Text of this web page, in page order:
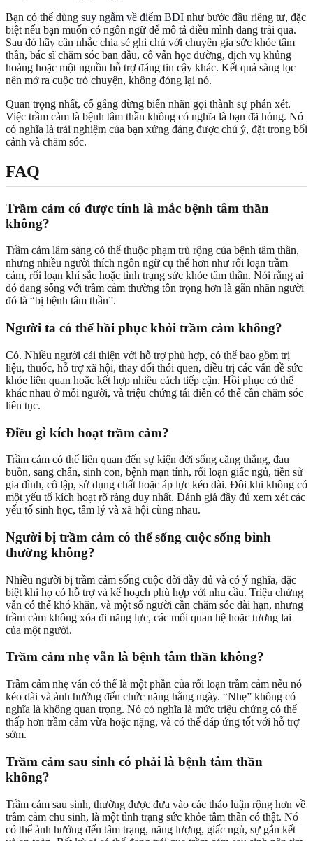
Bạn có thể dùng suy ngẫm về điểm BDI như bước đầu riêng tư, đặc
biệt nếu bạn muốn có ngôn ngữ để mô tả điều mình đang trải qua.
Sau đó hãy cân nhắc chia sẻ ghi chú với chuyên gia sức khỏe tâm
thần, bác sĩ chăm sóc ban đầu, cố vấn học đường, dịch vụ khủng
hoảng hoặc một nguồn hỗ trợ đáng tin cậy khác. Kết quả sàng lọc
nên mở ra cuộc trò chuyện, không đóng lại nó.
Quan trọng nhất, cố gắng đừng biến nhãn gọi thành sự phán xét.
Việc trầm cảm là bệnh tâm thần không có nghĩa là bạn đã hỏng. Nó
có nghĩa là trải nghiệm của bạn xứng đáng được chú ý, đặt trong bối
cảnh và chăm sóc.
FAQ
Trầm cảm có được tính là mắc bệnh tâm thần
không?
Trầm cảm lâm sàng có thể thuộc phạm trù rộng của bệnh tâm thần,
nhưng nhiều người thích ngôn ngữ cụ thể hơn như rối loạn trầm
cảm, rối loạn khí sắc hoặc tình trạng sức khỏe tâm thần. Nói rằng ai
đó đang sống với trầm cảm thường tôn trọng hơn là gắn nhãn người
đó là “bị bệnh tâm thần”.
Người ta có thể hồi phục khỏi trầm cảm không?
Có. Nhiều người cải thiện với hỗ trợ phù hợp, có thể bao gồm trị
liệu, thuốc, hỗ trợ xã hội, thay đổi thói quen, điều trị các vấn đề sức
khỏe liên quan hoặc kết hợp nhiều cách tiếp cận. Hồi phục có thể
khác nhau ở mỗi người, và triệu chứng tái diễn có thể cần chăm sóc
liên tục.
Điều gì kích hoạt trầm cảm?
Trầm cảm có thể liên quan đến sự kiện đời sống căng thẳng, đau
buồn, sang chấn, sinh con, bệnh mạn tính, rối loạn giấc ngủ, tiền sử
gia đình, cô lập, sử dụng chất hoặc áp lực kéo dài. Đôi khi không có
một yếu tố kích hoạt rõ ràng duy nhất. Đánh giá đầy đủ xem xét các
yếu tố sinh học, tâm lý và xã hội cùng nhau.
Người bị trầm cảm có thể sống cuộc sống bình
thường không?
Nhiều người bị trầm cảm sống cuộc đời đầy đủ và có ý nghĩa, đặc
biệt khi họ có hỗ trợ và kế hoạch phù hợp với nhu cầu. Triệu chứng
vẫn có thể khó khăn, và một số người cần chăm sóc dài hạn, nhưng
trầm cảm không xóa đi năng lực, các mối quan hệ hoặc tương lai
của một người.
Trầm cảm nhẹ vẫn là bệnh tâm thần không?
Trầm cảm nhẹ vẫn có thể là một phần của rối loạn trầm cảm nếu nó
kéo dài và ảnh hưởng đến chức năng hằng ngày. “Nhẹ” không có
nghĩa là không quan trọng. Nó có nghĩa là mức triệu chứng có thể
thấp hơn trầm cảm vừa hoặc nặng, và có thể đáp ứng tốt với hỗ trợ
sớm.
Trầm cảm sau sinh có phải là bệnh tâm thần
không?
Trầm cảm sau sinh, thường được đưa vào các thảo luận rộng hơn về
trầm cảm chu sinh, là một tình trạng sức khỏe tâm thần có thật. Nó
có thể ảnh hưởng đến tâm trạng, năng lượng, giấc ngủ, sự gắn kết